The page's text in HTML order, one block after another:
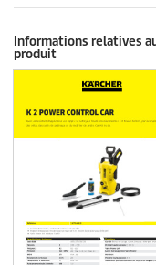
Informations relatives
produit